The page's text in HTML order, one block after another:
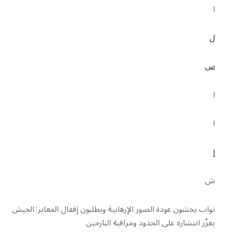
ا
ل
س
ا
ا
إ
ش
نواب يخشون عودة الصور الإرهابية ويطلبون إقفال المعابر: الجيش
يعزّز انتشاره على الحدود ومراقبة النازحين